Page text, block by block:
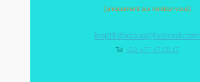
(uniquement sur rendez-vous)
lesptitsbidous@hotmail.com
Tel: +32 477 47 05 17